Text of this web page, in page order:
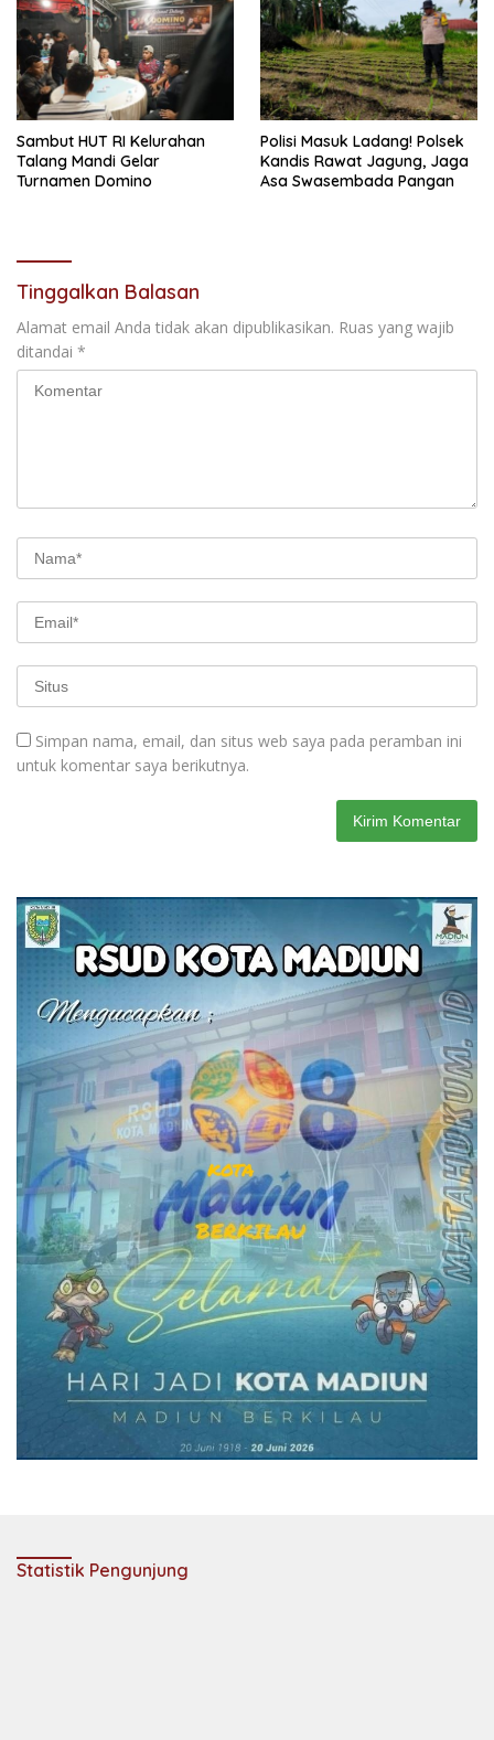
Sambut HUT RI Kelurahan
Talang Mandi Gelar
Turnamen Domino
Polisi Masuk Ladang! Polsek
Kandis Rawat Jagung, Jaga
Asa Swasembada Pangan
Tinggalkan Balasan
Alamat email Anda tidak akan dipublikasikan. Ruas yang wajib
ditandai *
Simpan nama, email, dan situs web saya pada peramban ini
untuk komentar saya berikutnya.
Statistik Pengunjung